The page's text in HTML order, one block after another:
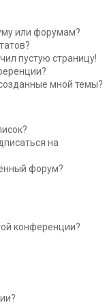
или форумам?
пустую страницу!
мной темы?
на
форум?
конференции?